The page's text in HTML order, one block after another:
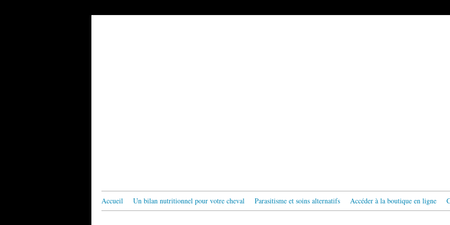
Accueil Un bilan nutritionnel pour votre cheval Parasitisme et soins alternatifs Accéder à la boutique en ligne